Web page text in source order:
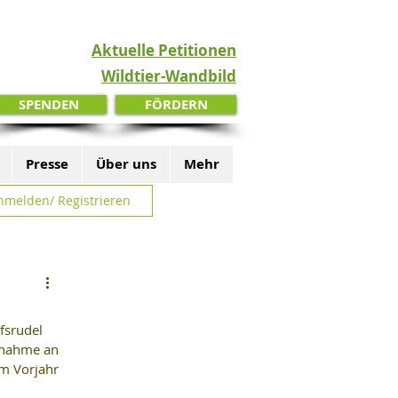
Aktuelle Petitionen
Wildtier-Wandbild
SPENDEN FÖRDERN
Presse Über uns Mehr
Registrieren
an
Vorjahr